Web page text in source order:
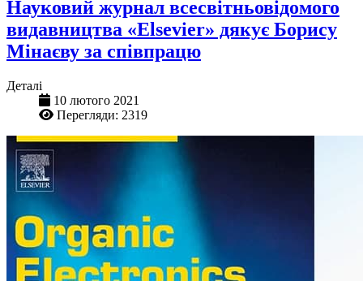
Науковий журнал всесвітньовідомого
видавництва «Elsevier» дякує Борису
Мінаєву за співпрацю
Деталі
10 лютого 2021
Перегляди: 2319